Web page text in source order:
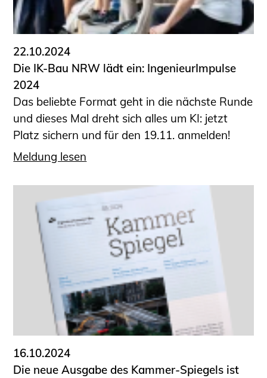
22.10.2024
Die IK-Bau NRW lädt ein: IngenieurImpulse
2024
Das beliebte Format geht in die nächste Runde
und dieses Mal dreht sich alles um KI: jetzt
Platz sichern und für den 19.11. anmelden!
Meldung lesen
16.10.2024
Die neue Ausgabe des Kammer-Spiegels ist